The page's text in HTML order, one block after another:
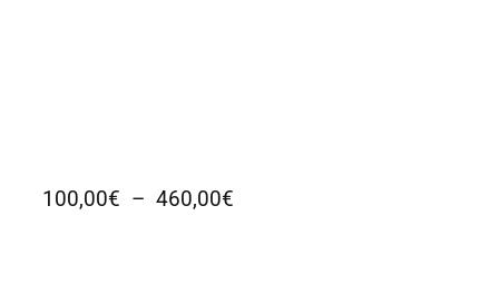
100,00€ – 460,00€